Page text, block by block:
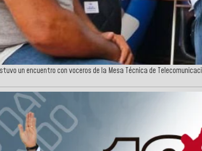
un encuentro con voceros de la Mesa Técnica de